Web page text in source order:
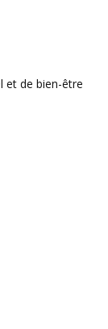
et de bien-être